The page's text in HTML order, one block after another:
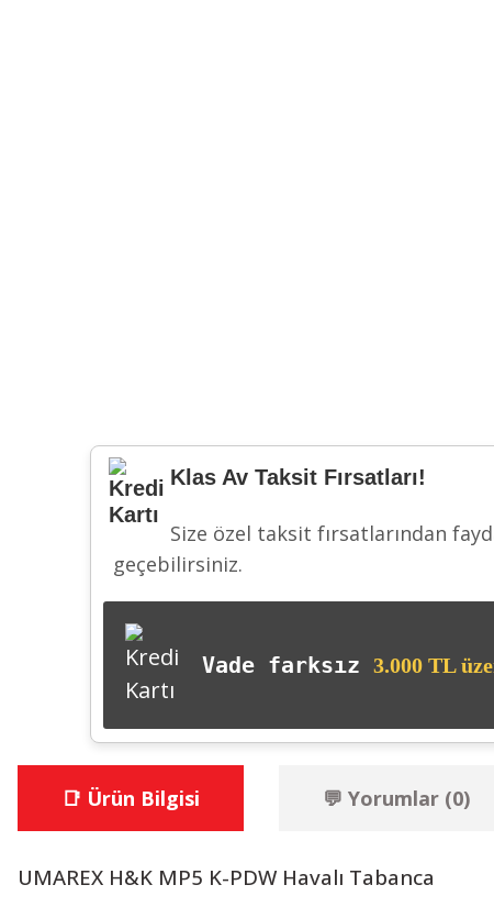
Klas Av Taksit Fırsatları!
Size özel taksit fırsatlarından
geçebilirsiniz.
Vade farksız3.000 TL
📑 Ürün Bilgisi 💬 Yorumlar (0)
UMAREX H&K MP5 K-PDW Havalı Tabanca